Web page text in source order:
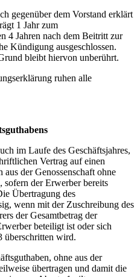
gegenüber dem Vorstand erklärt
1 Jahr zum
4 Jahren nach dem Beitritt zur
Kündigung ausgeschlossen.
bleibt hiervon unberührt.
ruhen alle
im Laufe des Geschäftsjahres,
Vertrag auf einen
der Genossenschaft ohne
sofern der Erwerber bereits
Übertragung des
wenn mit der Zuschreibung des
der Gesamtbetrag der
beteiligt ist oder sich
überschritten wird.
ohne aus der
übertragen und damit die